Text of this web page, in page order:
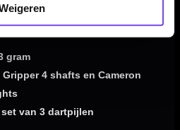
gram
4 shafts en Cameron
van 3 dartpijlen